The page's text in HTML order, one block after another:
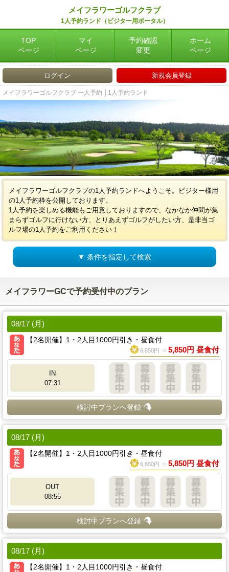
メイフラワーゴルフクラブ
1人予約ランド（ビジター用ポータル）
TOP
ページ
マイ
ページ
予約確認
変更
ホーム
ページ
ログイン 新規会員登録
メイフラワーゴルフクラブ 一人予約 │1人予約ランド
メイフラワーゴルフクラブの1人予約ランドへようこそ。ビジター様用
の1人予約枠を公開しております。
1人予約を楽しめる機能もご用意しておりますので、なかなか仲間が集
まらずゴルフに行けない方、とりあえずゴルフがしたい方、是非当ゴ
ルフ場の1人予約をご利用ください！
▼ 条件を指定して検索
メイフラワーGCで予約受付中のプラン
08/17 (月)
【2名開催】1・2人目1000円引き・昼食付
6,850円 ⇒ 5,850円 昼食付
IN
07:31
検討中プランへ登録
08/17 (月)
【2名開催】1・2人目1000円引き・昼食付
6,850円 ⇒ 5,850円 昼食付
OUT
08:55
検討中プランへ登録
08/17 (月)
【2名開催】1・2人目1000円引き・昼食付